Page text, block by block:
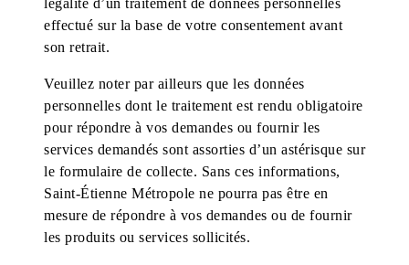
légalité d’un traitement de données personnelles
effectué sur la base de votre consentement avant
son retrait.
Veuillez noter par ailleurs que les données
personnelles dont le traitement est rendu obligatoire
pour répondre à vos demandes ou fournir les
services demandés sont assorties d’un astérisque sur
le formulaire de collecte. Sans ces informations,
Saint-Étienne Métropole ne pourra pas être en
mesure de répondre à vos demandes ou de fournir
les produits ou services sollicités.